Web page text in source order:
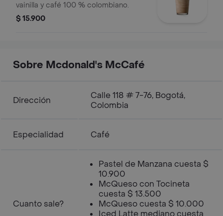
vainilla y café 100 % colombiano.
$ 15.900
Sobre Mcdonald's McCafé
Dirección
Calle 118 # 7-76, Bogotá,
Colombia
Especialidad Café
Cuanto sale?
Pastel de Manzana cuesta $
10.900
McQueso con Tocineta
cuesta $ 13.500
McQueso cuesta $ 10.000
Iced Latte mediano cuesta